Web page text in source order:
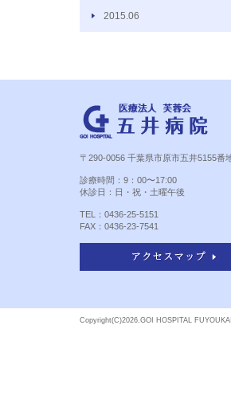
2015.06
〒290-0056 千葉県市原市五井5155番
診療時間：9：00〜17:00
休診日：日・祝・土曜午後
TEL：0436-25-5151
FAX：0436-23-7541
Copyright(C)2026.GOI HOSPITAL